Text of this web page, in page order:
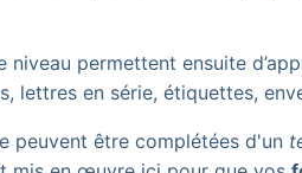
niveau permettent ensuite
lettres en série, étiquettes,
peuvent être complétées d'un